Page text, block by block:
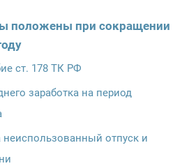
положены при сокращении
ст. 178 ТК РФ
заработка на период
отпуск и